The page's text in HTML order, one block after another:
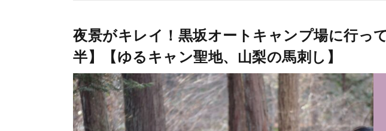
夜景がキレイ！黒坂オートキャンプ場に行っ
半】【ゆるキャン聖地、山梨の馬刺し】